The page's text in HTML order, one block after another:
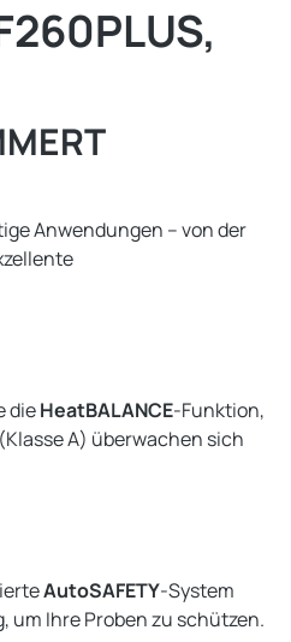
Anwendungen – von der
dieHeatBALANCE-Funktion,
A) überwachen sich
AutoSAFETY-System
Ihre Proben zu schützen.